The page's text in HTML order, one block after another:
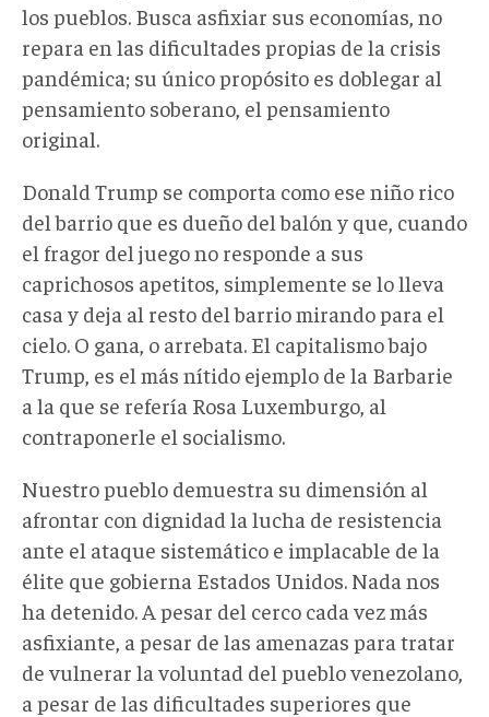
los pueblos. Busca asfixiar sus economías, no
repara en las dificultades propias de la crisis
pandémica; su único propósito es doblegar al
pensamiento soberano, el pensamiento
original.
Donald Trump se comporta como ese niño rico
del barrio que es dueño del balón y que, cuando
el fragor del juego no responde a sus
caprichosos apetitos, simplemente se lo lleva
casa y deja al resto del barrio mirando para el
cielo. O gana, o arrebata. El capitalismo bajo
Trump, es el más nítido ejemplo de la Barbarie
a la que se refería Rosa Luxemburgo, al
contraponerle el socialismo.
Nuestro pueblo demuestra su dimensión al
afrontar con dignidad la lucha de resistencia
ante el ataque sistemático e implacable de la
élite que gobierna Estados Unidos. Nada nos
ha detenido. A pesar del cerco cada vez más
asfixiante, a pesar de las amenazas para tratar
de vulnerar la voluntad del pueblo venezolano,
a pesar de las dificultades superiores que